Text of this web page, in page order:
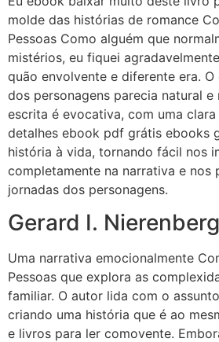
molde das histórias de romance
Pessoas Como alguém que
mistérios, eu fiquei
quão envolvente e diferente era.
dos personagens parecia natural e
escrita é evocativa, com uma
detalhes ebook pdf grátis ebooks
história à vida, tornando fácil nos
completamente na narrativa e nos
jornadas dos personagens.
Gerard I.
Uma narrativa emocionalmente
Pessoas que explora as
familiar. O autor lida com o
criando uma história que é ao
e livros para ler comovente.